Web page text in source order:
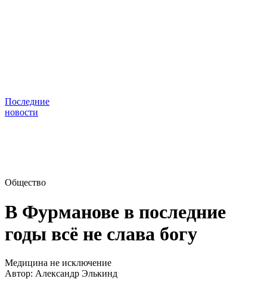
Последние
новости
Общество
В Фурманове в последние
годы всё не слава богу
Медицина не исключение
Автор: Александр Элькинд